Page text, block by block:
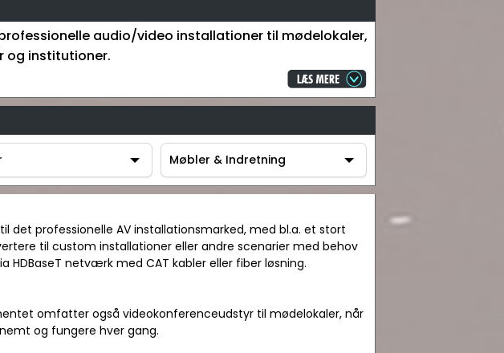
audio/video installationer til mødelokaler,
og institutioner.
Møbler & Indretning
det professionelle AV installationsmarked, med bl.a. et stort
til custom installationer eller andre scenarier med behov
netværk med CAT kabler eller fiber løsning.
omfatter også videokonferenceudstyr til mødelokaler, når
og fungere hver gang.